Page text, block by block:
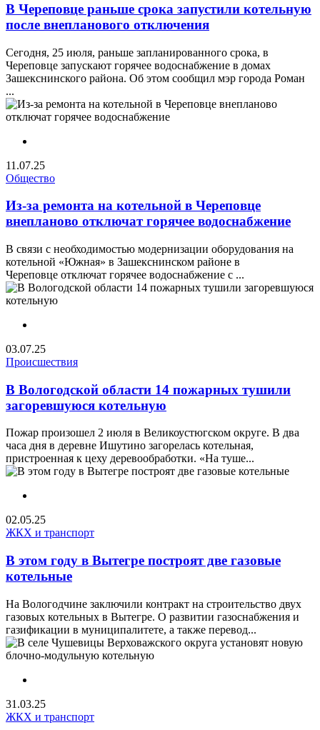
В Череповце раньше срока запустили котельную
после внепланового отключения
Сегодня, 25 июля, раньше запланированного срока, в
Череповце запускают горячее водоснабжение в домах
Зашекснинского района. Об этом сообщил мэр города Роман
...
11.07.25
Общество
Из-за ремонта на котельной в Череповце
внепланово отключат горячее водоснабжение
В связи с необходимостью модернизации оборудования на
котельной «Южная» в Зашекснинском районе в
Череповце отключат горячее водоснабжение с ...
03.07.25
Происшествия
В Вологодской области 14 пожарных тушили
загоревшуюся котельную
Пожар произошел 2 июля в Великоустюгском округе. В два
часа дня в деревне Ишутино загорелась котельная,
пристроенная к цеху деревообработки. «На туше...
02.05.25
ЖКХ и транспорт
В этом году в Вытегре построят две газовые
котельные
На Вологодчине заключили контракт на строительство двух
газовых котельных в Вытегре. О развитии газоснабжения и
газификации в муниципалитете, а также перевод...
31.03.25
ЖКХ и транспорт